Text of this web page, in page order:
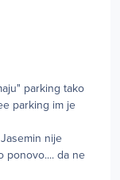
parking tako
parking im je
nije
ponovo.... da ne